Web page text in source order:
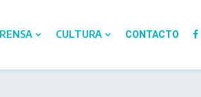
CULTURA CONTACTO